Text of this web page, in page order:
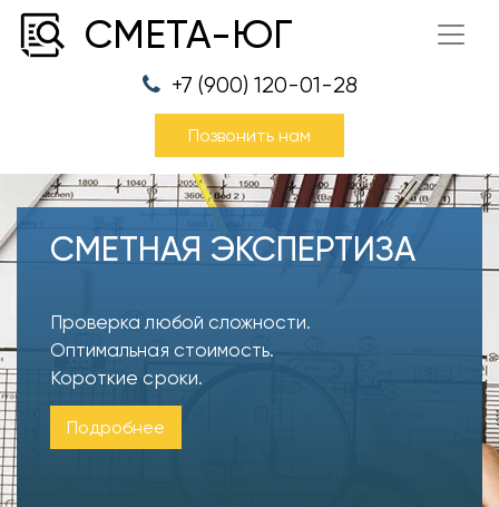
СМЕТА-ЮГ
+7 (900) 120-01-28
Позвонить нам
СМЕТНАЯ ЭКСПЕРТИЗА
Проверка любой сложности.
Оптимальная стоимость.
Короткие сроки.
Подробнее